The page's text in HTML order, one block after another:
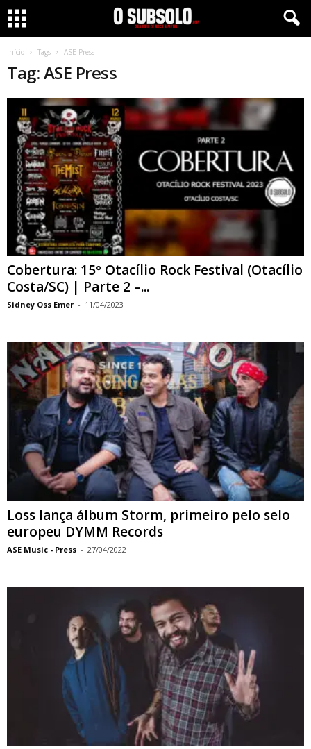
Início Tags ASE Press
Tag: ASE Press
Cobertura: 15º Otacílio Rock Festival (Otacílio
Costa/SC) | Parte 2 –...
Sidney Oss Emer - 11/04/2023
Loss lança álbum Storm, primeiro pelo selo
europeu DYMM Records
ASE Music - Press - 27/04/2022